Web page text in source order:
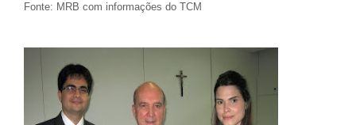
Fonte: MRB com informações do TCM